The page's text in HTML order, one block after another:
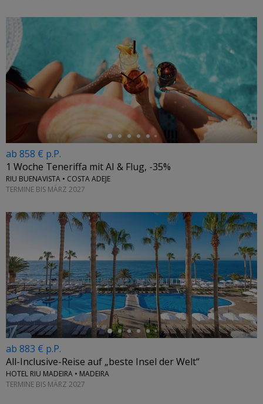
←
ab 858 € p.P.
1 Woche Teneriffa mit AI & Flug, -35%
RIU BUENAVISTA • COSTA ADEJE
TERMINE BIS MÄRZ 2027
←
ab 883 € p.P.
All-Inclusive-Reise auf „beste Insel der Welt“
HOTEL RIU MADEIRA • MADEIRA
TERMINE BIS MÄRZ 2027